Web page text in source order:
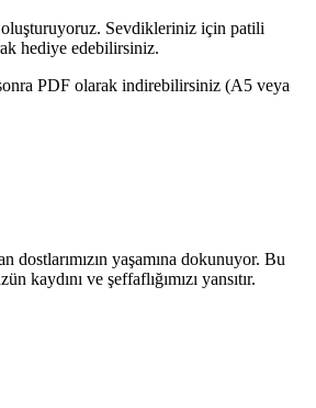
Sevdikleriniz için patili
hediye edebilirsiniz.
sonra PDF olarak indirebilirsiniz (A5 veya
dostlarımızın yaşamına dokunuyor. Bu
kaydını ve şeffaflığımızı yansıtır.